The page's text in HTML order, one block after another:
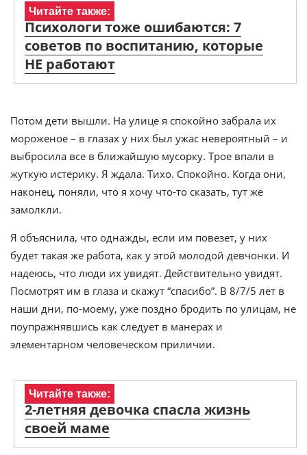
Читайте также:
Психологи тоже ошибаются: 7
советов по воспитанию, которые
НЕ работают
Потом дети вышли. На улице я спокойно забрала их
мороженое – в глазах у них был ужас невероятный – и
выбросила все в ближайшую мусорку. Трое впали в
жуткую истерику. Я ждала. Тихо. Спокойно. Когда они,
наконец, поняли, что я хочу что-то сказать, тут же
замолкли.
Я объяснила, что однажды, если им повезет, у них
будет такая же работа, как у этой молодой девчонки. И
надеюсь, что люди их увидят. Действительно увидят.
Посмотрят им в глаза и скажут “спасибо”. В 8/7/5 лет в
наши дни, по-моему, уже поздно бродить по улицам, не
поупражнявшись как следует в манерах и
элементарном человеческом приличии.
Читайте также:
2-летняя девочка спасла жизнь
своей маме